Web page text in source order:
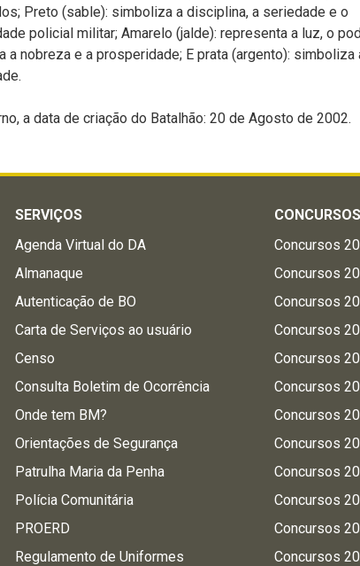
Preto (sable): simboliza a disciplina, a seriedade e o
policial militar; Amarelo (jalde): representa a luz, o
a nobreza e a prosperidade; E prata (argento): simboliza
a data de criação do Batalhão: 20 de Agosto de 2002.
SERVIÇOS
Agenda Virtual do DA
Almanaque
Autenticação de BO
Carta de Serviços ao usuário
Censo
Consulta Boletim de Ocorrência
Onde tem BM?
Orientações de Segurança
Patrulha Maria da Penha
Polícia Comunitária
PROERD
Regulamento de Uniformes
CONCURSOS
Concursos
Concursos
Concursos
Concursos
Concursos
Concursos
Concursos
Concursos
Concursos
Concursos
Concursos
Concursos